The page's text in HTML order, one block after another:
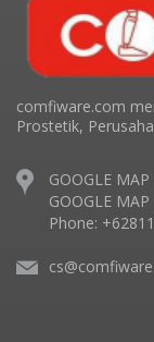
comfiware.com
Prostetik,
GOOGLE
GOOGLE
Phone: